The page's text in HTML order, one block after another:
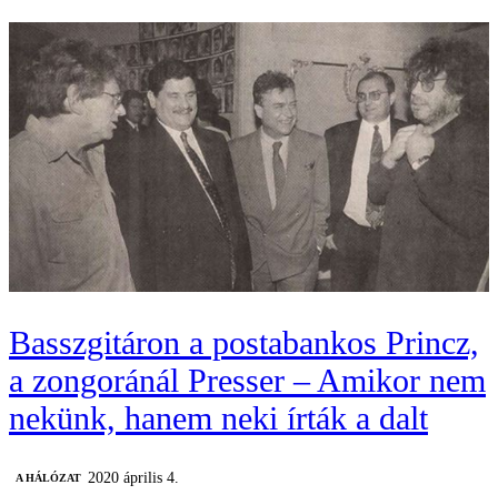
Basszgitáron a postabankos Princz,
a zongoránál Presser – Amikor nem
nekünk, hanem neki írták a dalt
A HÁLÓZAT
2020 április 4.